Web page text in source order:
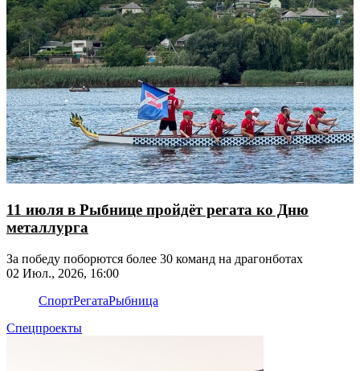
11 июля в Рыбнице пройдёт регата ко Дню
металлурга
За победу поборются более 30 команд на драгонботах
02 Июл., 2026, 16:00
СпортРегатаРыбница
Спецпроекты